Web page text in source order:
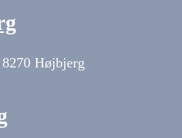
Højbjerg